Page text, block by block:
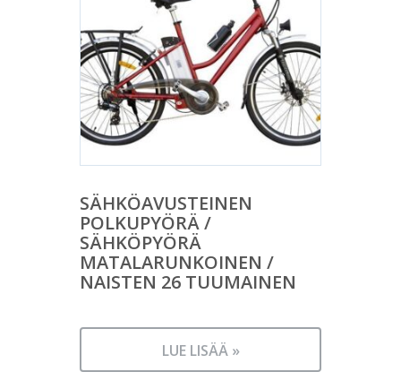
SÄHKÖAVUSTEINEN
POLKUPYÖRÄ /
SÄHKÖPYÖRÄ
MATALARUNKOINEN /
NAISTEN 26 TUUMAINEN
LUE LISÄÄ »